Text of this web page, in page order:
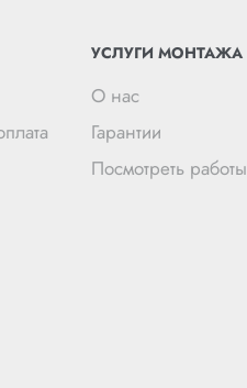
УСЛУГИ МОНТАЖА
О нас
Гарантии
Посмотреть работы